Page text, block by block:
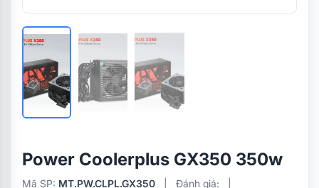
Power Coolerplus GX350 350w
Mã SP: MT.PW.CLPL.GX350 Đánh giá: